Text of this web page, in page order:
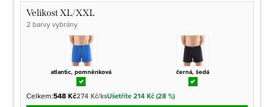
Velikost XL/XXL
2 barvy vybrány
atlantic, pomněnková černá, šedá
Celkem:548 Kč274 Kč/ksUšetříte 214 Kč (28 %)